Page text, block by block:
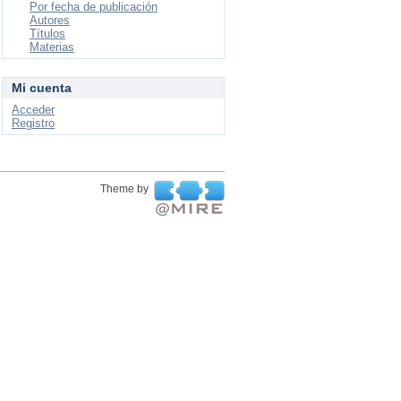
Por fecha de publicación
Autores
Títulos
Materias
Mi cuenta
Acceder
Registro
Theme by